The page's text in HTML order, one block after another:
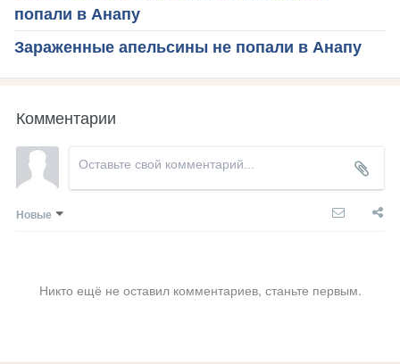
попали в Анапу
Зараженные апельсины не попали в Анапу
Комментарии
Новые
Никто ещё не оставил комментариев, станьте первым.